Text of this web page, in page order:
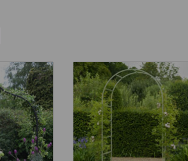
av hög kvalitet. De är också
design. Ramarna är säkrade med
fästas direkt i marken och förankras
kommer att pryda trädgården i många
för optimal hållfasthet med
som klassiskt grön, svart och ljusgrå.